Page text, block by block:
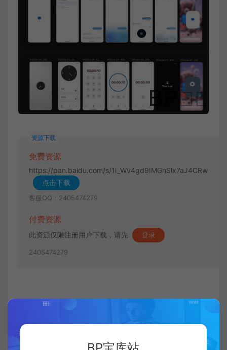
资源下载
免费资源
https://pan.baidu.com/s/1i_Wv4gd9IMGnSlx7aJ4CRw
点击下载
客服QQ：2405474279
付费资源
此资源仅限注册用户下载，请先 登录
2405474279
收藏 (0)